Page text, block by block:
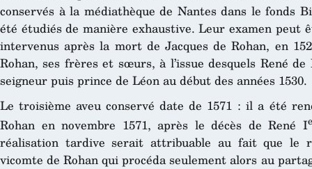
conservés à la médiathèque de Nantes dans le fonds
été étudiés de manière exhaustive. Leur examen peut
intervenus après la mort de Jacques de Rohan, en
Rohan, ses frères et sœurs, à l’issue desquels René
seigneur puis prince de Léon au début des années 1530.
Le troisième aveu conservé date de 1571 : il a été
Rohan en novembre 1571, après le décès de René I
réalisation tardive serait attribuable au fait que le
vicomte de Rohan qui procéda seulement alors au